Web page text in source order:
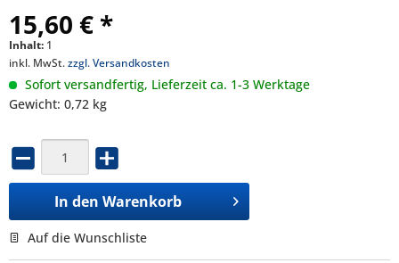
15,60 € *
Inhalt: 1
inkl. MwSt.zzgl. Versandkosten
Sofort versandfertig, Lieferzeit ca. 1-3 Werktage
Gewicht: 0,72 kg
In den Warenkorb
Auf die Wunschliste